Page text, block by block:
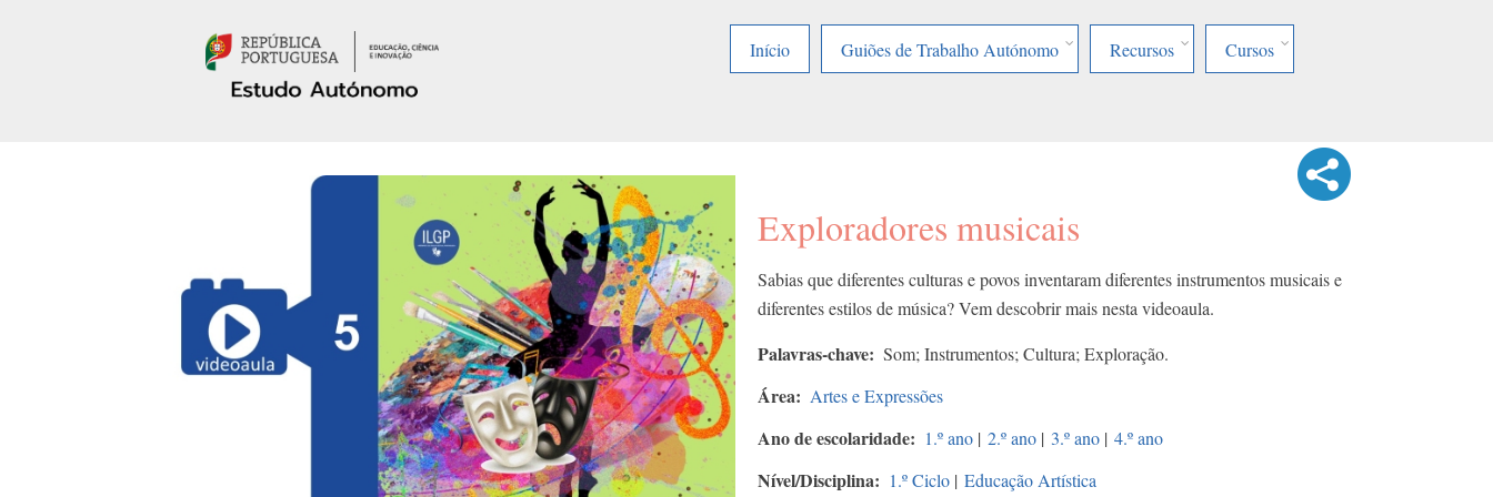
Início
Guiões de Trabalho Autónomo Recursos Cursos
Exploradores musicais
Sabias que diferentes culturas e povos inventaram diferentes instrumentos musicais e
diferentes estilos de música? Vem descobrir mais nesta videoaula.
Palavras-chave Som; Instrumentos; Cultura; Exploração.
Área Artes e Expressões
Ano de escolaridade 1.º ano | 2.º ano | 3.º ano | 4.º ano
Nível/Disciplina 1.º Ciclo | Educação Artística